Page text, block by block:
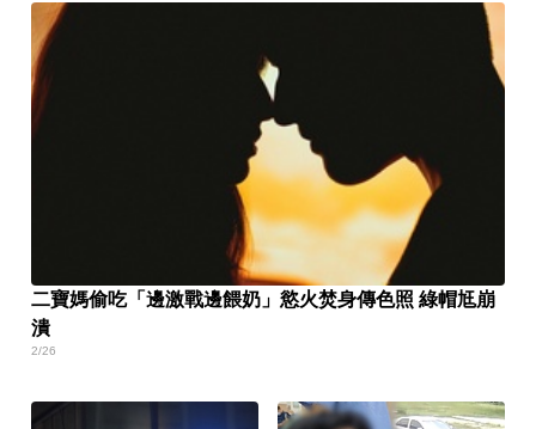
二寶媽偷吃「邊激戰邊餵奶」慾火焚身傳色照 綠帽尪崩
潰
2/26